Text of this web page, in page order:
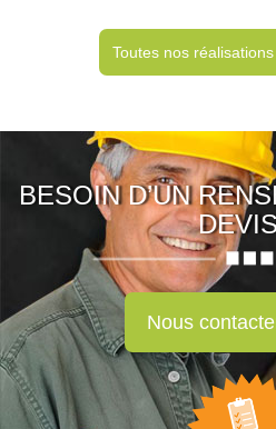
Toutes nos réalisations
BESOIN D’UN
Nous